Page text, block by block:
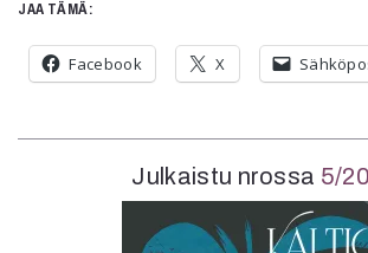
Julkaistu nrossa 5/
JAA TÄMÄ:
Facebook X